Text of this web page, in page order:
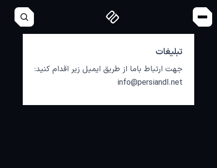
تبلیغات
جهت ارتباط باما از طریق ایمیل زیر اقدام کنید:
info@persiandl.net